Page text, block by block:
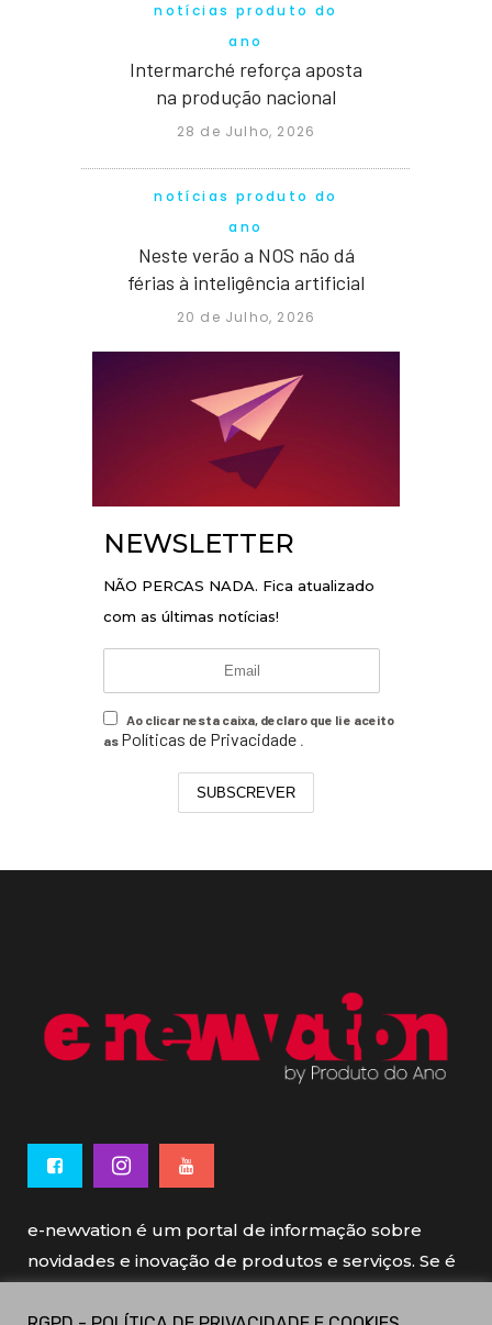
notícias produto do
ano
Intermarché reforça aposta
na produção nacional
28 de Julho, 2026
notícias produto do
ano
Neste verão a NOS não dá
férias à inteligência artificial
20 de Julho, 2026
NEWSLETTER
NÃO PERCAS NADA. Fica atualizado
com as últimas notícias!
Ao clicar nesta caixa, declaro que li e aceito
as Políticas de Privacidade
SUBSCREVER
e-newvation é um portal de informação sobre
novidades e inovação de produtos e serviços. Se é